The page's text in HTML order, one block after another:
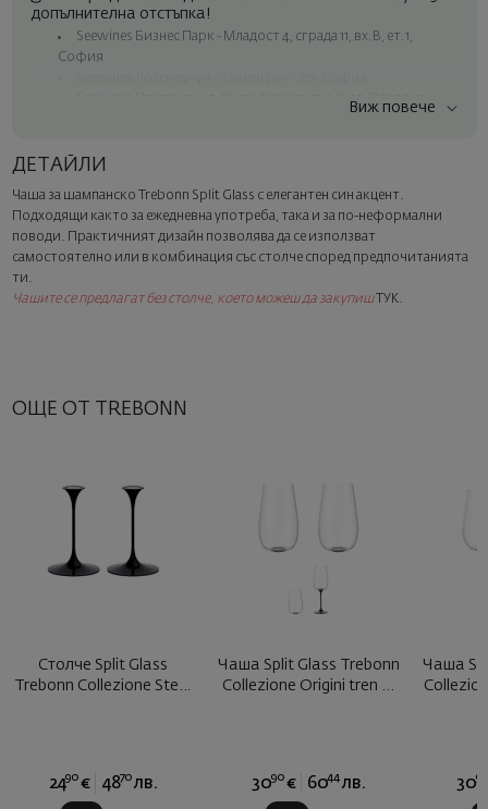
допълнителна отстъпка!
Seewines Бизнес Парк - Младост 4, сграда 11, вх.В, ет.1,
София
Seewines Пловдив - ул. "Княз Александър I", 45, Пловдив
Куриер на Seewines до адрес в рамките на град София
Изненадайте със стил
Добавете луксозна подаръчна опаковка и персонализирана
картичка с ваше пожелание. Изберете тази опция в
Виж повече
ДЕТАЙЛИ
Чаша за шампанско Trebonn Split Glass с елегантен син акцент.
Подходящи както за ежедневна употреба, така и за по-неформални
поводи. Практичният дизайн позволява да се използват
самостоятелно или в комбинация със столче според предпочитанията
ти.
Чашите се предлагат без столче, което можеш да закупишТУК.
ОЩЕ ОТ TREBONN
Столче Split Glass
Trebonn Collezione Stem
2490 € 4870 лв.
Чаша Split Glass Trebonn
Collezione Origini tren ...
3090 € 6044 лв.
Чаша
30